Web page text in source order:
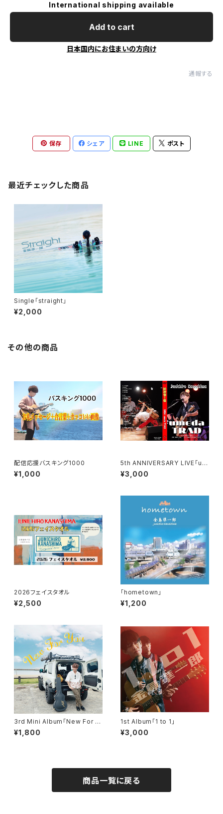
International shipping available
Add to cart
日本国内にお住まいの方向け
通報する
保存 シェア LINE ポスト
最近チェックした商品
Single「straight」
¥2,000
その他の商品
配信応援バスキング1000
¥1,000
5th ANNIVERSARY LIVE「um
eda TRAD 」DVD
¥3,000
2026フェイスタオル
¥2,500
「hometown」
¥1,200
3rd Mini Album「New For Y
ou」
¥1,800
1st Album「1 to 1」
¥3,000
商品一覧に戻る